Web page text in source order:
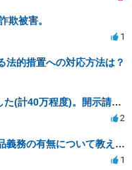
欺被害。
1
法的措置への対応方法は？
snsにてチケット詐欺に遭いました(計40万程度)。開示請求や今後の対応について質問したいです。
2
商品の瑕疵に基づく訴訟での返品義務の有無について教えてください
1